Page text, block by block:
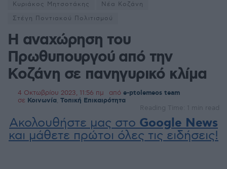
Κυριάκος Μητσοτάκης
Νέα Κοζάνη
Στέγη Ποντιακού Πολιτισμού
Η αναχώρηση του
Πρωθυπουργού από την
Κοζάνη σε πανηγυρικό κλίμα
4 Οκτωβρίου 2023, 11:56 πμ από e-ptolemeos team
σε Κοινωνία Τοπική Επικαιρότητα
Reading Time: 1 min read
Ακολουθήστε μας στο Google News
και μάθετε πρώτοι όλες τις ειδήσεις!